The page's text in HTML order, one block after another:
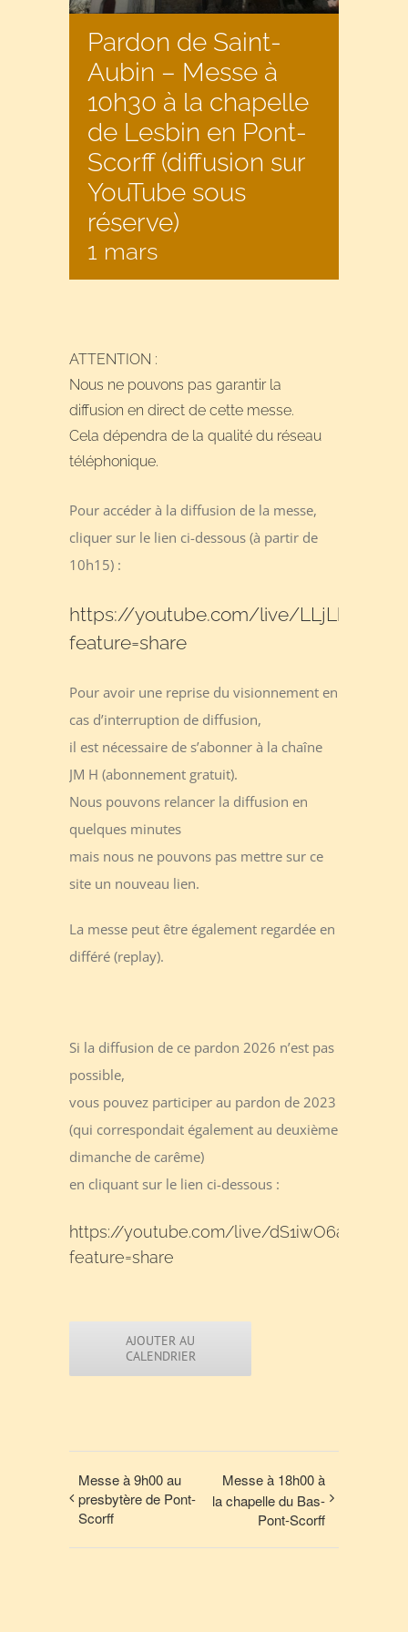
Pardon de Saint-
Aubin – Messe à
10h30 à la chapelle
de Lesbin en Pont-
Scorff (diffusion sur
YouTube sous
réserve)
1 mars
ATTENTION :
Nous ne pouvons pas garantir la
diffusion en direct de cette messe.
Cela dépendra de la qualité du réseau
téléphonique.
Pour accéder à la diffusion de la messe,
cliquer sur le lien ci-dessous (à partir de
10h15) :
https://youtube.com/live/
feature=share
Pour avoir une reprise du visionnement en
cas d’interruption de diffusion,
il est nécessaire de s’abonner à la chaîne
JM H (abonnement gratuit).
Nous pouvons relancer la diffusion en
quelques minutes
mais nous ne pouvons pas mettre sur ce
site un nouveau lien.
La messe peut être également regardée en
différé (replay).
Si la diffusion de ce pardon 2026 n’est pas
possible,
vous pouvez participer au pardon de 2023
(qui correspondait également au deuxième
dimanche de carême)
en cliquant sur le lien ci-dessous :
https://youtube.com/live/dS1iwO6aq2I?
feature=share
AJOUTER AU
CALENDRIER
Messe à 9h00 au
presbytère de Pont-
Scorff
Messe à 18h00 à
la chapelle du Bas-
Pont-Scorff